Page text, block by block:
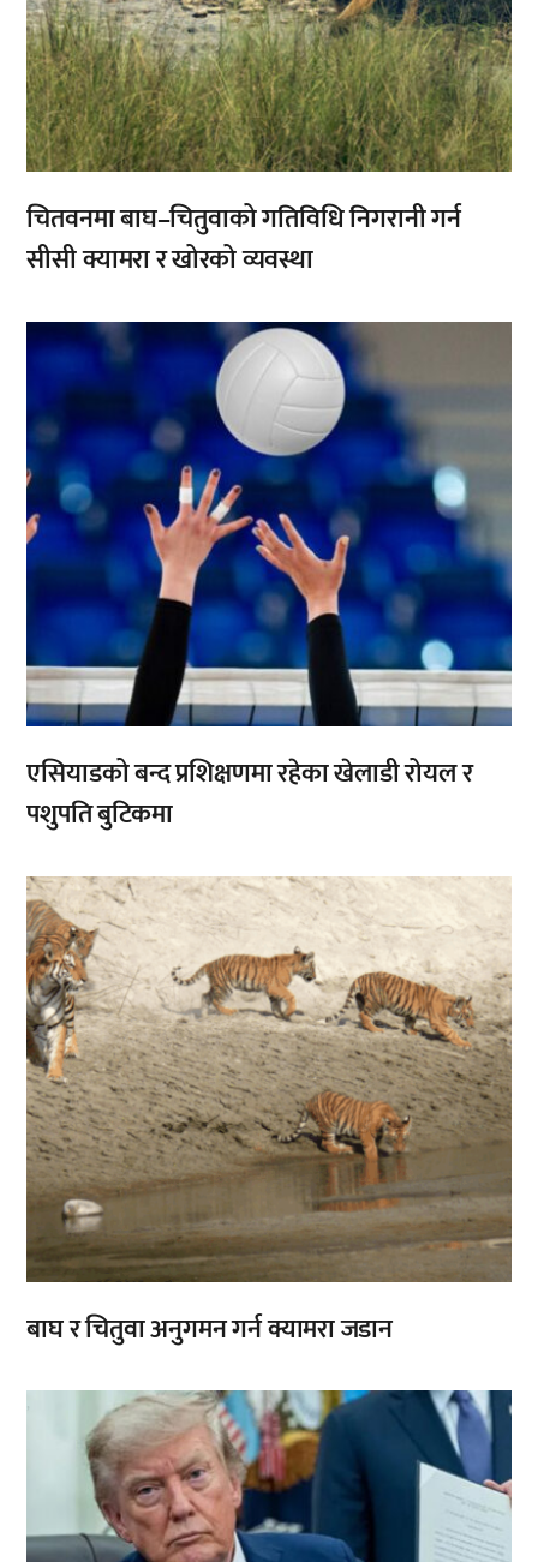
चितवनमा बाघ–चितुवाको गतिविधि निगरानी गर्न
सीसी क्यामरा र खोरको व्यवस्था
,
एसियाडको बन्द प्रशिक्षणमा रहेका खेलाडी रोयल र
पशुपति बुटिकमा
बाघ र चितुवा अनुगमन गर्न क्यामरा जडान